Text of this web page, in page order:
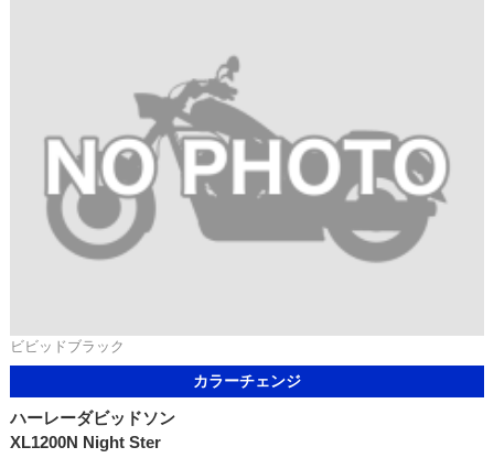
ビビッドブラック
カラーチェンジ
ハーレーダビッドソン
XL1200N Night Ster